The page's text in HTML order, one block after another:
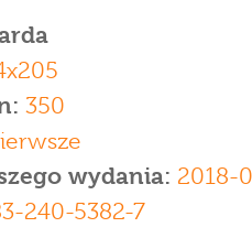
350
wydania: 2018-
240-5382-7